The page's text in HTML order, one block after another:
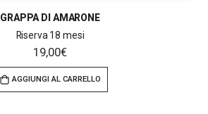
GRAPPA DI AMARONE
Riserva 18 mesi
19,00€
AGGIUNGI AL CARRELLO